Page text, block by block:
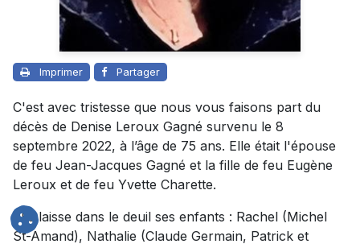
Imprimer Partager
C'est avec tristesse que nous vous faisons part du
décès de Denise Leroux Gagné survenu le 8
septembre 2022, à l’âge de 75 ans. Elle était l'épouse
de feu Jean-Jacques Gagné et la fille de feu Eugène
Leroux et de feu Yvette Charette.
Elle laisse dans le deuil ses enfants : Rachel (Michel
St-Amand), Nathalie (Claude Germain, Patrick et